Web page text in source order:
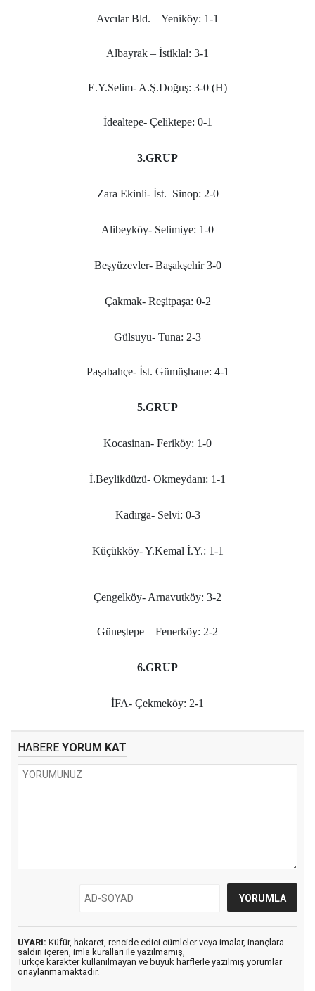
Avcılar Bld. – Yeniköy: 1-1
Albayrak – İstiklal: 3-1
E.Y.Selim- A.Ş.Doğuş: 3-0 (H)
İdealtepe- Çeliktepe: 0-1
3.GRUP
Zara Ekinli- İst. Sinop: 2-0
Alibeyköy- Selimiye: 1-0
Beşyüzevler- Başakşehir 3-0
Çakmak- Reşitpaşa: 0-2
Gülsuyu- Tuna: 2-3
Paşabahçe- İst. Gümüşhane: 4-1
5.GRUP
Kocasinan- Feriköy: 1-0
İ.Beylikdüzü- Okmeydanı: 1-1
Kadırga- Selvi: 0-3
Küçükköy- Y.Kemal İ.Y.: 1-1
Çengelköy- Arnavutköy: 3-2
Güneştepe – Fenerköy: 2-2
6.GRUP
İFA- Çekmeköy: 2-1
HABERE YORUM KAT
UYARI: Küfür, hakaret, rencide edici cümleler veya imalar, inançlara
saldırı içeren, imla kuralları ile yazılmamış,
Türkçe karakter kullanılmayan ve büyük harflerle yazılmış yorumlar
onaylanmamaktadır.